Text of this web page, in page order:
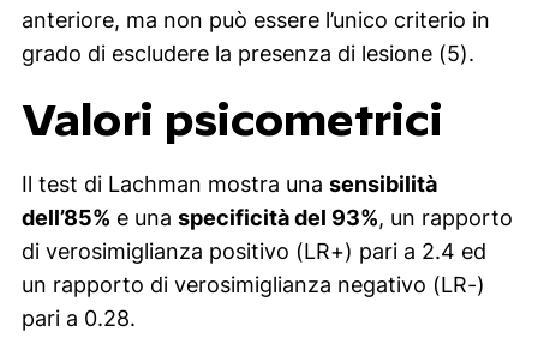
anteriore, ma non può essere l’unico criterio in
grado di escludere la presenza di lesione (5).
Valori psicometrici
Il test di Lachman mostra una sensibilità
dell’85% e una specificità del 93%, un rapporto
di verosimiglianza positivo (LR+) pari a 2.4 ed
un rapporto di verosimiglianza negativo (LR-)
pari a 0.28.